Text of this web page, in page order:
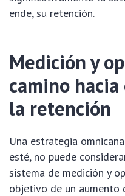
ende, su retención.
Medición y
camino
la retención
Una estrategia
esté, no puede
sistema de medición y
objetivo de un aumento